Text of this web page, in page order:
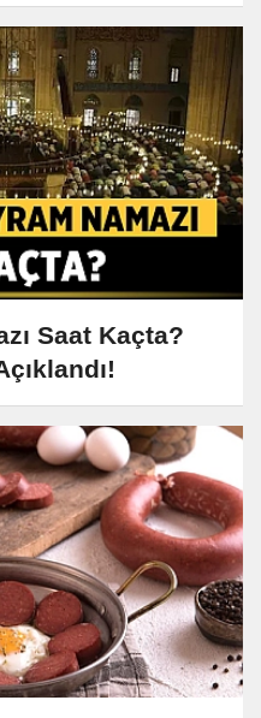
Saat Kaçta?